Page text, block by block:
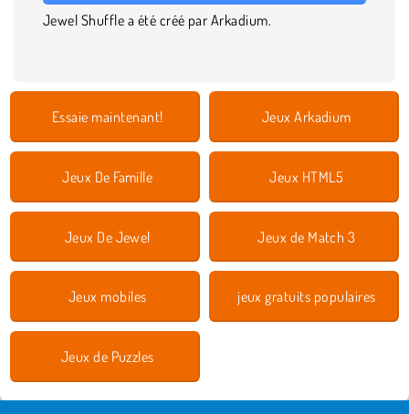
Jewel Shuffle a été créé par Arkadium.
Essaie maintenant! Jeux Arkadium
Jeux De Famille Jeux HTML5
Jeux De Jewel Jeux de Match 3
Jeux mobiles jeux gratuits populaires
Jeux de Puzzles